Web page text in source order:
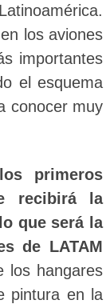
los aviones
importantes
el esquema
conocer muy
primeros
recibirá la
que será la
de LATAM
los hangares
pintura en la